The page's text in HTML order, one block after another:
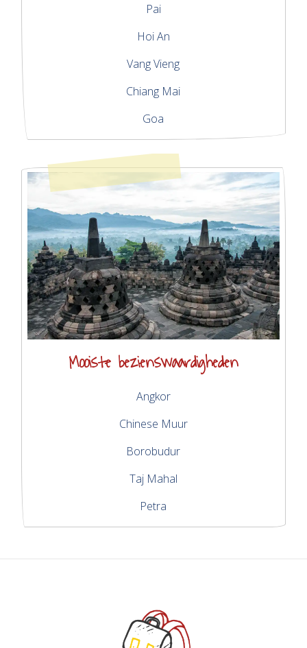
Pai
Hoi An
Vang Vieng
Chiang Mai
Goa
Mooiste bezienswaardigheden
Angkor
Chinese Muur
Borobudur
Taj Mahal
Petra